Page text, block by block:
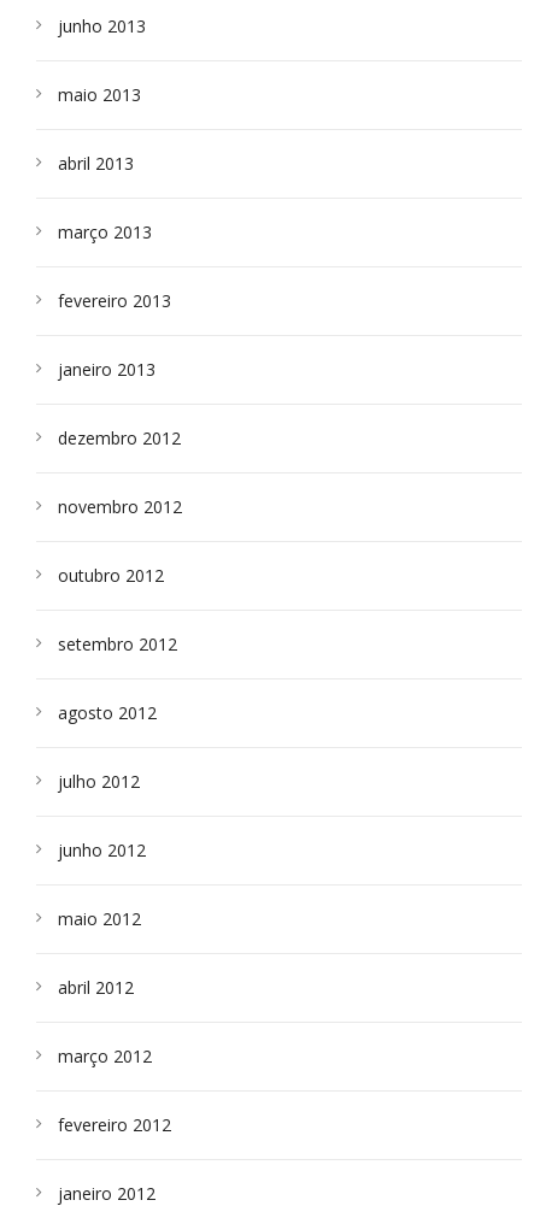
junho 2013
maio 2013
abril 2013
março 2013
fevereiro 2013
janeiro 2013
dezembro 2012
novembro 2012
outubro 2012
setembro 2012
agosto 2012
julho 2012
junho 2012
maio 2012
abril 2012
março 2012
fevereiro 2012
janeiro 2012